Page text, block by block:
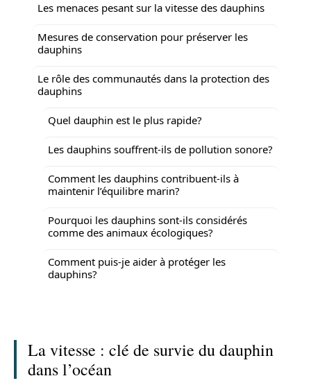
Les menaces pesant sur la vitesse des dauphins
Mesures de conservation pour préserver les
dauphins
Le rôle des communautés dans la protection des
dauphins
Quel dauphin est le plus rapide?
Les dauphins souffrent-ils de pollution sonore?
Comment les dauphins contribuent-ils à
maintenir l’équilibre marin?
Pourquoi les dauphins sont-ils considérés
comme des animaux écologiques?
Comment puis-je aider à protéger les
dauphins?
La vitesse : clé de survie du dauphin
dans l’océan